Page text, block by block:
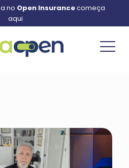
no Open Insurancecomeça
aqui